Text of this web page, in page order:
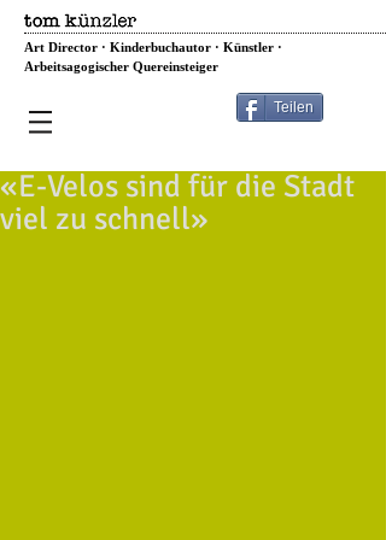
Teilen
Art Director · Kinderbuchautor · Künstler ·
Arbeitsagogischer Quereinsteiger
«E-Velos sind für die Stadt
viel zu schnell»